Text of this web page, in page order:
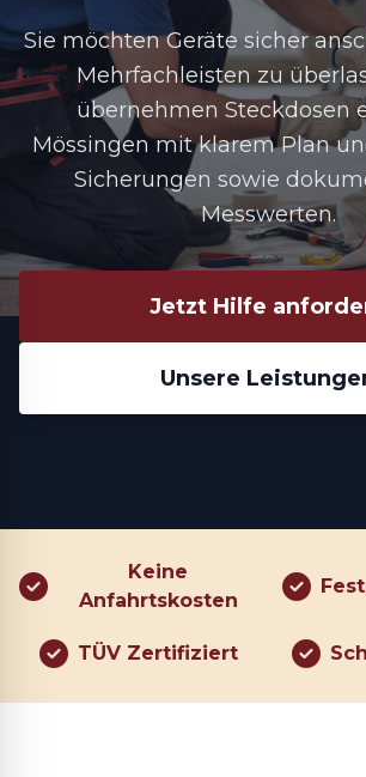
Sie möchten Geräte sicher
Mehrfachleisten zu
übernehmen Steckdosen
Mössingen mit klarem Plan
Sicherungen sowie
Messwerten.
Jetzt Hilfe
Unsere
Keine
Anfahrtskosten
TÜV Zertifiziert